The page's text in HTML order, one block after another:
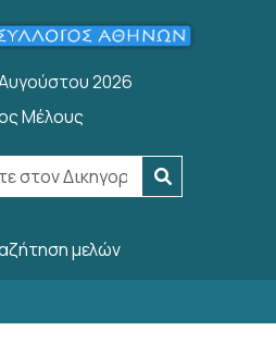
περιεχόμενο
2026
User account menu
Μέλους
μελών